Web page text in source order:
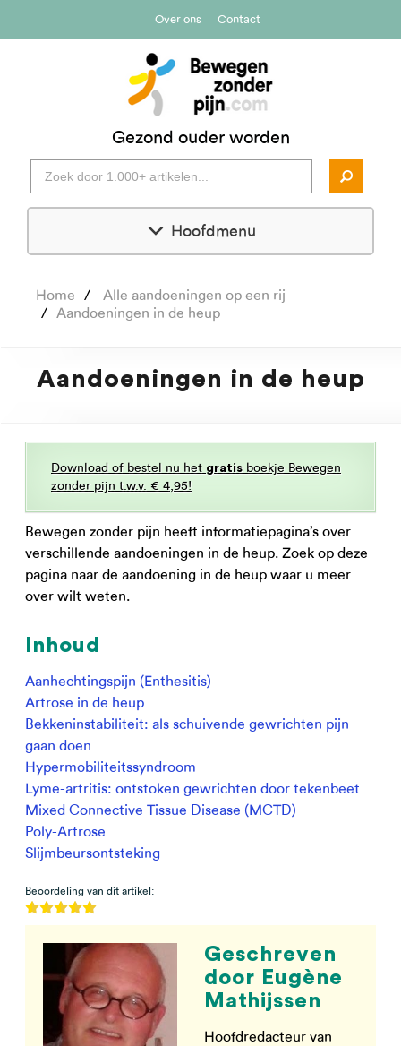
Over ons Contact
Gezond ouder worden
Hoofdmenu
Home
Alle aandoeningen op een rij
Aandoeningen in de heup
Aandoeningen in de heup
Download of bestel nu het gratis boekje Bewegen
zonder pijn t.w.v. € 4,95!
Bewegen zonder pijn heeft informatiepagina’s over
verschillende aandoeningen in de heup. Zoek op deze
pagina naar de aandoening in de heup waar u meer
over wilt weten.
Inhoud
Aanhechtingspijn (Enthesitis)
Artrose in de heup
Bekkeninstabiliteit: als schuivende gewrichten pijn
gaan doen
Hypermobiliteitssyndroom
Lyme-artritis: ontstoken gewrichten door tekenbeet
Mixed Connective Tissue Disease (MCTD)
Poly-Artrose
Slijmbeursontsteking
Beoordeling van dit artikel:
Geschreven
door Eugène
Mathijssen
Hoofdredacteur van